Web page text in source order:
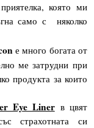
която ми
само с няколко
е много богата от
ме затрудни при
продукта за които
Eye Linerв цвят
страхотната си